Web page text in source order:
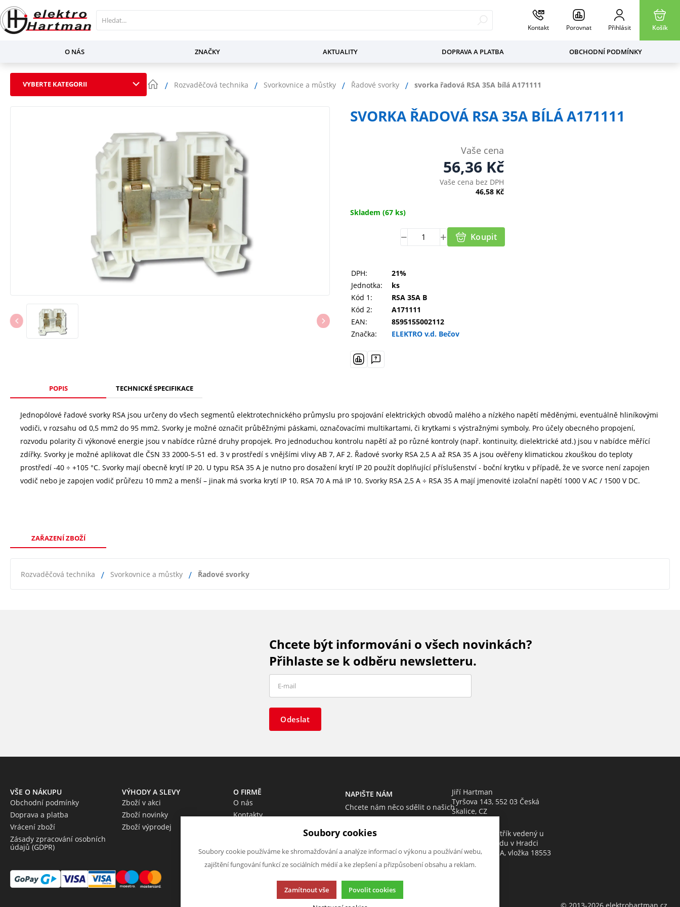
Kontakt Porovnat Přihlásit Košík
O NÁS ZNAČKY AKTUALITY DOPRAVA A PLATBA OBCHODNÍ PODMÍNKY
VYBERTE KATEGORII Rozvaděčová technika Svorkovnice a můstky Řadové svorky svorka řadová RSA 35A bílá A171111
SVORKA ŘADOVÁ RSA 35A BÍLÁ A171111
Vaše cena
56,36 Kč
Vaše cena bez DPH
46,58 Kč
Skladem (67 ks)
Koupit
DPH:
21%
Jednotka:
ks
Kód 1:
RSA 35A B
Kód 2:
A171111
EAN:
8595155002112
Značka:
ELEKTRO v.d. Bečov
POPIS TECHNICKÉ SPECIFIKACE
Jednopólové řadové svorky RSA jsou určeny do všech segmentů elektrotechnického průmyslu pro spojování elektrických obvodů malého a nízkého napětí měděnými, eventuálně hliníkovými
vodiči, v rozsahu od 0,5 mm2 do 95 mm2. Svorky je možné označit průběžnými páskami, označovacími multikartami, či krytkami s výstražnými symboly. Pro účely obecného propojení,
rozvodu polarity či výkonové energie jsou v nabídce různé druhy propojek. Pro jednoduchou kontrolu napětí až po různé kontroly (např. kontinuity, dielektrické atd.) jsou v nabídce měřící
zdířky. Svorky je možné aplikovat dle ČSN 33 2000-5-51 ed. 3 v prostředí s vnějšími vlivy AB 7, AF 2. Řadové svorky RSA 2,5 A až RSA 35 A jsou ověřeny klimatickou zkouškou do teploty
prostředí -40 ÷ +105 °C. Svorky mají obecně krytí IP 20. U typu RSA 35 A je nutno pro dosažení krytí IP 20 použít doplňující příslušenství - boční krytku v případě, že ve svorce není zapojen
vodič nebo je zapojen vodič průřezu 10 mm2 a menší – jinak má svorka krytí IP 10. RSA 70 A má IP 10. Svorky RSA 2,5 A ÷ RSA 35 A mají jmenovité izolační napětí 1000 V AC / 1500 V DC.
ZAŘAZENÍ ZBOŽÍ
Rozvaděčová technika Svorkovnice a můstky Řadové svorky
Chcete být informováni o všech novinkách?
Přihlaste se k odběru newsletteru.
Odeslat
VŠE O NÁKUPU
Obchodní podmínky
Doprava a platba
Vrácení zboží
Zásady zpracování osobních
údajů (GDPR)
VÝHODY A SLEVY
Zboží v akci
Zboží novinky
Zboží výprodej
O FIRMĚ
O nás
Kontakty
NAPIŠTE NÁM
Chcete nám něco sdělit o našich
Neváhejte napsat.
Chci napsat zprávu
Jiří Hartman
Tyršova 143, 552 03 Česká
Skalice, CZ
Obchodní rejstřík vedený u
Krajského soudu v Hradci
Králové, oddíl A, vložka 18553
Soubory cookies
Soubory cookie používáme ke shromažďování a analýze informací o výkonu a používání webu,
zajištění fungování funkcí ze sociálních médií a ke zlepšení a přizpůsobení obsahu a reklam.
Zamítnout vše Povolit cookies